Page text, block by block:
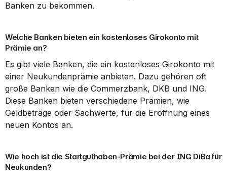
Banken zu bekommen.
Welche Banken bieten ein kostenloses Girokonto mit
Prämie an?
Es gibt viele Banken, die ein kostenloses Girokonto mit
einer Neukundenprämie anbieten. Dazu gehören oft
große Banken wie die Commerzbank, DKB und ING.
Diese Banken bieten verschiedene Prämien, wie
Geldbeträge oder Sachwerte, für die Eröffnung eines
neuen Kontos an.
Wie hoch ist die Startguthaben-Prämie bei der ING DiBa für
Neukunden?